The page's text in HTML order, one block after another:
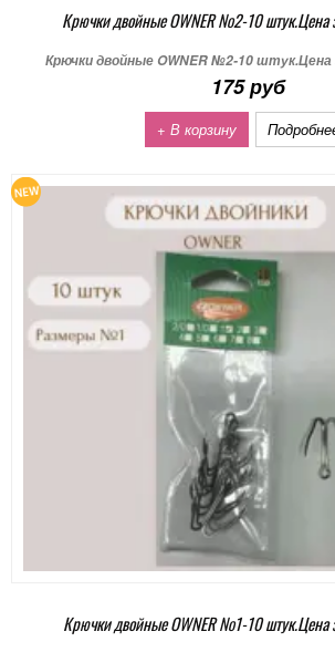
Крючки двойные OWNER №2-10 штук.Цена
Крючки двойные OWNER №2-10 штук.Цена
175 руб
+ В корзину
Крючки двойные OWNER №1-10 штук.Цена